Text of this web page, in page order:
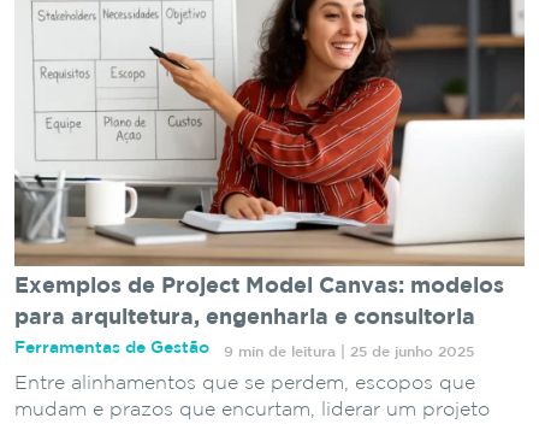
Exemplos de Project Model Canvas: modelos
para arquitetura, engenharia e consultoria
Ferramentas de Gestão 9 min de leitura | 25 de junho 2025
Entre alinhamentos que se perdem, escopos que
mudam e prazos que encurtam, liderar um projeto